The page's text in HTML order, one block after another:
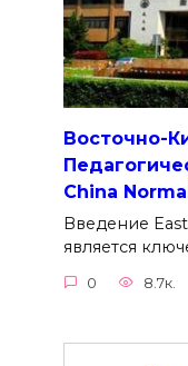
Восточно-
China
Введение
является
0 8.7к.